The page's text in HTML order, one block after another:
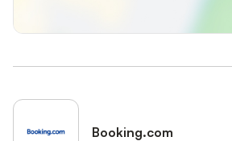
Booking.com